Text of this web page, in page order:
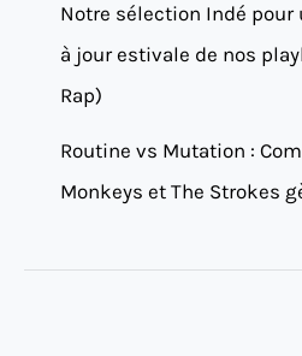
Notre sélection Indé pour
à jour estivale de nos
Rap)
Routine vs Mutation :
Monkeys et The Strokes